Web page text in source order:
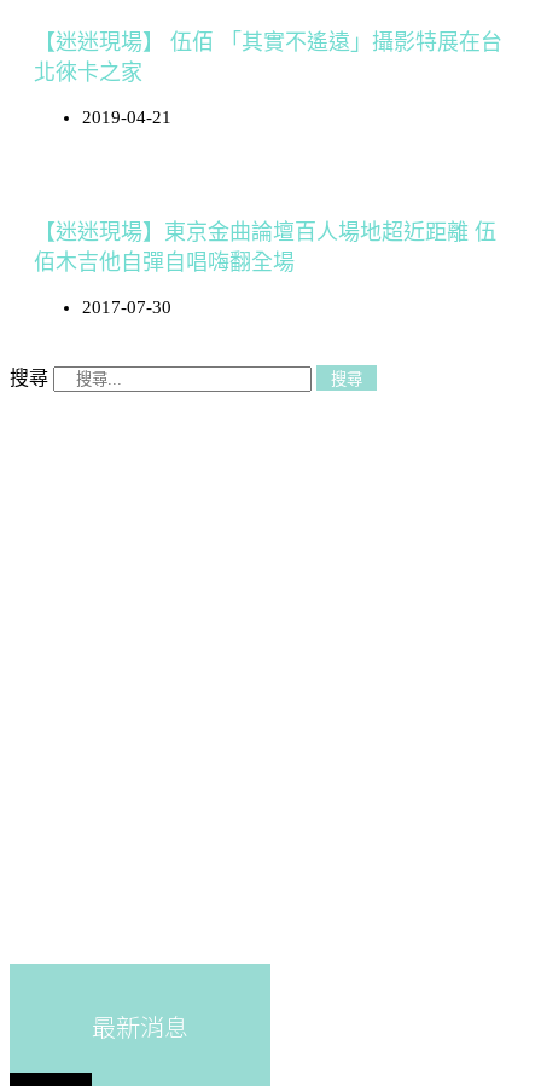
【迷迷現場】 伍佰 「其實不遙遠」攝影特展在台
北徠卡之家
2019-04-21
【迷迷現場】東京金曲論壇百人場地超近距離 伍
佰木吉他自彈自唱嗨翻全場
2017-07-30
搜尋 搜尋
最新消息